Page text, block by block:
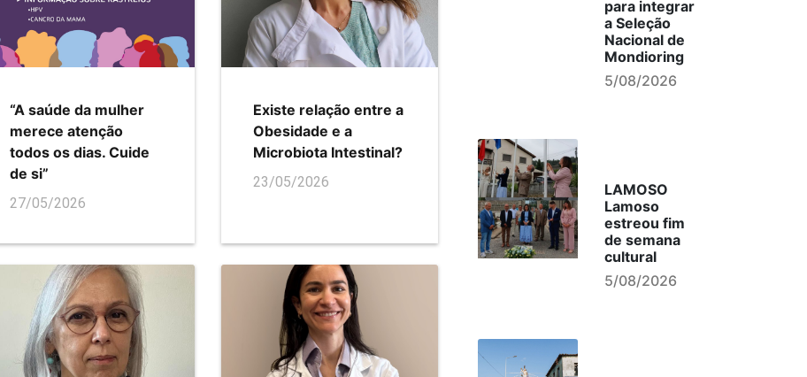
“A saúde da mulher
merece atenção
todos os dias. Cuide
de si”
27/05/2026
Existe relação entre a
Obesidade e a
Microbiota Intestinal?
23/05/2026
para integrar
a Seleção
Nacional de
Mondioring
5/08/2026
LAMOSO
Lamoso
estreou fim
de semana
cultural
5/08/2026